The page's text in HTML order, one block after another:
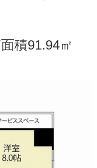
積91.94㎡